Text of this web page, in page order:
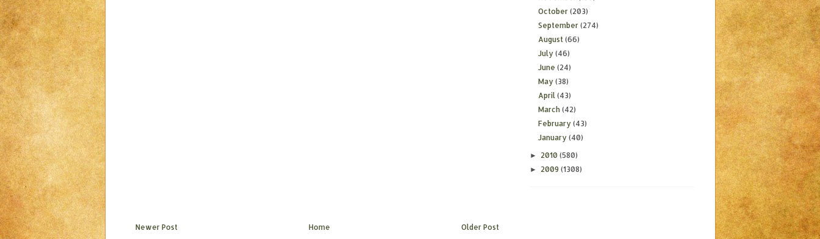
Newer Post Older Post
Home
October (203)
September (274)
August (66)
July (46)
June (24)
May (38)
April (43)
March (42)
February (43)
January (40)
► 2010 (580)
► 2009 (1308)